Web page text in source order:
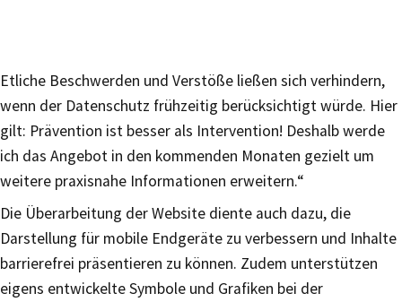
Etliche Beschwerden und Verstöße ließen sich verhindern,
wenn der Datenschutz frühzeitig berücksichtigt würde. Hier
gilt: Prävention ist besser als Intervention! Deshalb werde
ich das Angebot in den kommenden Monaten gezielt um
weitere praxisnahe Informationen erweitern.“
Die Überarbeitung der Website diente auch dazu, die
Darstellung für mobile Endgeräte zu verbessern und Inhalte
barrierefrei präsentieren zu können. Zudem unterstützen
eigens entwickelte Symbole und Grafiken bei der